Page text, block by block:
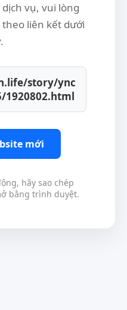
vụ, vui lòng
liên kết dưới
story/ync
1920802.html
mới
hãy sao chép
bằng trình duyệt.